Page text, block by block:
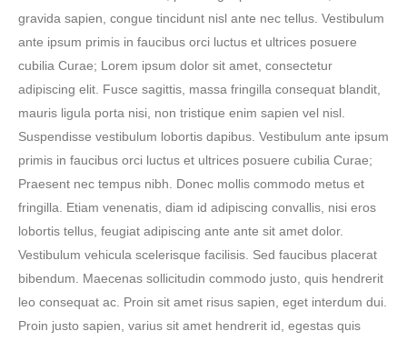
gravida sapien, congue tincidunt nisl ante nec tellus. Vestibulum
ante ipsum primis in faucibus orci luctus et ultrices posuere
cubilia Curae; Lorem ipsum dolor sit amet, consectetur
adipiscing elit. Fusce sagittis, massa fringilla consequat blandit,
mauris ligula porta nisi, non tristique enim sapien vel nisl.
Suspendisse vestibulum lobortis dapibus. Vestibulum ante ipsum
primis in faucibus orci luctus et ultrices posuere cubilia Curae;
Praesent nec tempus nibh. Donec mollis commodo metus et
fringilla. Etiam venenatis, diam id adipiscing convallis, nisi eros
lobortis tellus, feugiat adipiscing ante ante sit amet dolor.
Vestibulum vehicula scelerisque facilisis. Sed faucibus placerat
bibendum. Maecenas sollicitudin commodo justo, quis hendrerit
leo consequat ac. Proin sit amet risus sapien, eget interdum dui.
Proin justo sapien, varius sit amet hendrerit id, egestas quis